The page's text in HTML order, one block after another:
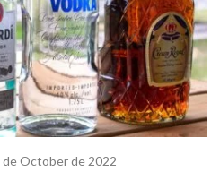
de October de 2022